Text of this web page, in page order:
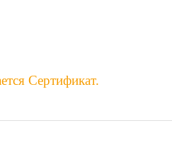
Сертификат.